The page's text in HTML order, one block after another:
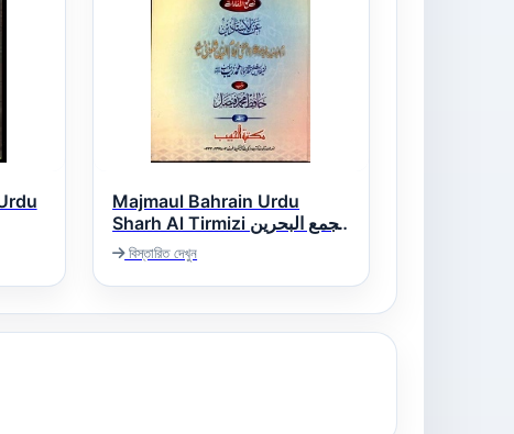
Majmaul Bahrain Urdu
Sharh Al Tirmizi مجمع البحرین
اردو شرح سنن ترمذی
বিস্তারিত দেখুন